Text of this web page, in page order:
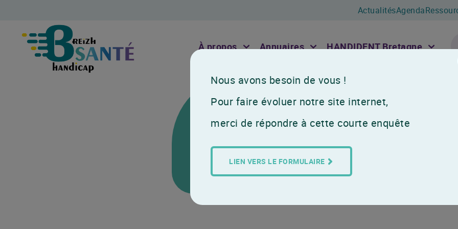
ActualitésAgenda
À propos Annuaires HANDIDENT Bretagne
Agenda Colloque SOSS 2026
Colloque SOSS
SAVE THE DATE
Lille
Nous avons besoin de vous !
Pour faire évoluer notre site internet,
merci de répondre à cette courte enquête
LIEN VERS LE FORMULAIRE